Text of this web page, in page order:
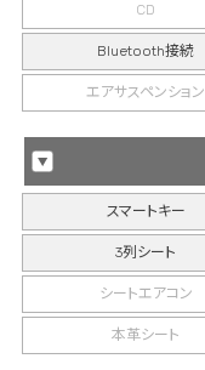
CD
Bluetooth接続
エアサスペンション
スマートキー
3列シート
シートエアコン
本革シート